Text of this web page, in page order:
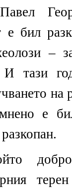
е бил
–
И тази
на
е